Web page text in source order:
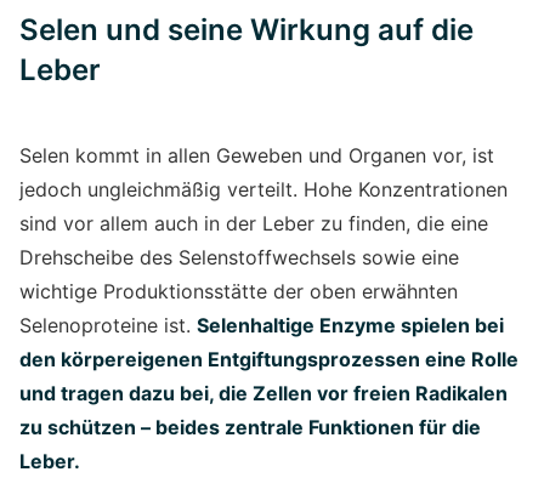
Selen und seine Wirkung auf die
Leber
Selen kommt in allen Geweben und Organen vor, ist
jedoch ungleichmäßig verteilt. Hohe Konzentrationen
sind vor allem auch in der Leber zu finden, die eine
Drehscheibe des Selenstoffwechsels sowie eine
wichtige Produktionsstätte der oben erwähnten
Selenoproteine ist. Selenhaltige Enzyme spielen bei
den körpereigenen Entgiftungsprozessen eine Rolle
und tragen dazu bei, die Zellen vor freien Radikalen
zu schützen – beides zentrale Funktionen für die
Leber.